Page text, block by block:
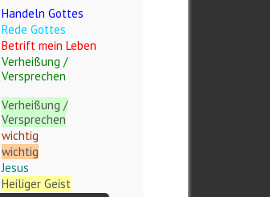
Handeln Gottes
Rede Gottes
Betrift mein Leben
Verheißung /
Versprechen
Verheißung /
Versprechen
wichtig
wichtig
Jesus
Heiliger Geist